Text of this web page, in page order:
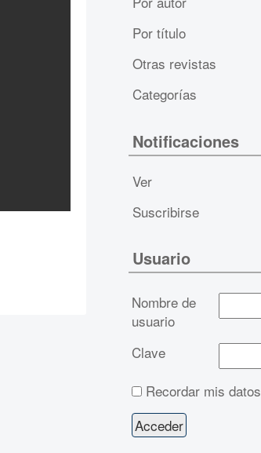
Por título
Otras revistas
Categorías
Notificaciones
Ver
Suscribirse
Usuario
Nombre de
usuario
Clave
Recordar mis datos